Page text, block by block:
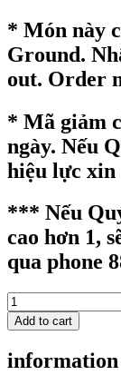
* Món này
Ground.
out. Order
* Mã giảm
ngày. Nếu
hiệu lực xin
*** Nếu
cao hơn 1,
qua phone
GIFT
WH
CGD
RADIANT
Add to cart
information